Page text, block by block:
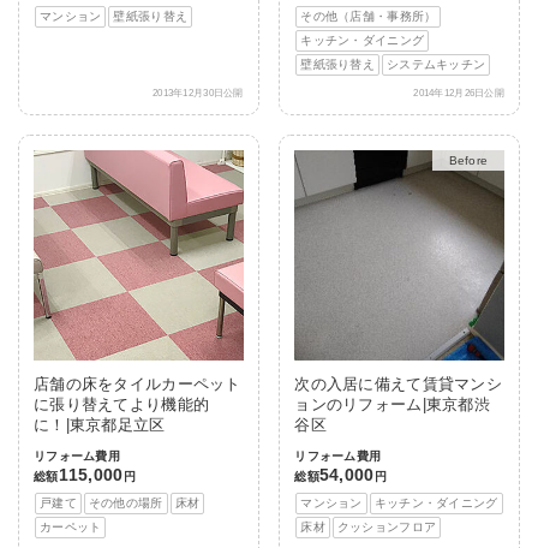
マンション 壁紙張り替え
2013年12月30日公開
その他（店舗・事務所）
キッチン・ダイニング
壁紙張り替え
システムキッチン
2014年12月26日公開
店舗の床をタイルカーペット
に張り替えてより機能的
に！|東京都足立区
リフォーム費用
総額115,000 円
戸建て
その他の場所
床材
カーペット
After
次の入居に備えて賃貸マンシ
ョンのリフォーム|東京都渋
谷区
リフォーム費用
総額54,000 円
マンション
キッチン・ダイニング
床材
クッションフロア